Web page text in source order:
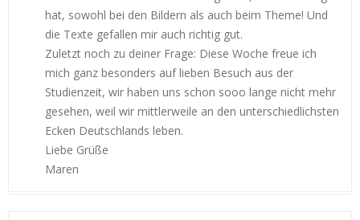
hat, sowohl bei den Bildern als auch beim Theme! Und
die Texte gefallen mir auch richtig gut.
Zuletzt noch zu deiner Frage: Diese Woche freue ich
mich ganz besonders auf lieben Besuch aus der
Studienzeit, wir haben uns schon sooo lange nicht mehr
gesehen, weil wir mittlerweile an den unterschiedlichsten
Ecken Deutschlands leben.
Liebe Grüße
Maren